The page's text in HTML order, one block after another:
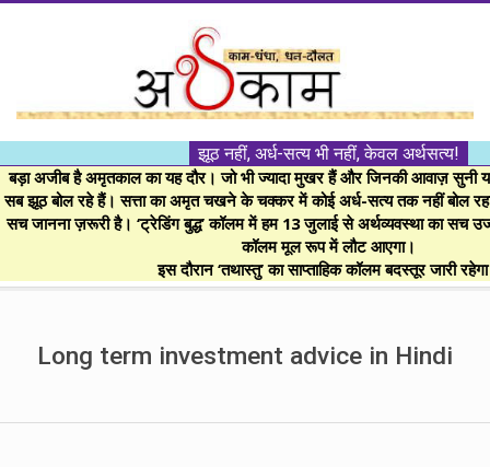
।।
अर्थकाम।।
BE
FINANCIALLY
CLEVER!
झूठ नहीं, अर्ध-सत्य भी नहीं, केवल अर्थसत्य!
बड़ा अजीब है अमृतकाल का यह दौर। जो भी ज्यादा मुखर हैं और जिनकी आवाज़ सुनी
सब झूठ बोल रहे हैं। सत्ता का अमृत चखने के चक्कर में कोई अर्ध-सत्य तक नहीं बोल
सच जानना ज़रूरी है। ‘ट्रेडिंग बुद्ध’ कॉलम में हम 13 जुलाई से अर्थव्यवस्था का सच
कॉलम मूल रूप में लौट आएगा।
इस दौरान ‘तथास्तु’ का साप्ताहिक कॉलम बदस्तूर जारी
MenuLong term investment advice in Hindi